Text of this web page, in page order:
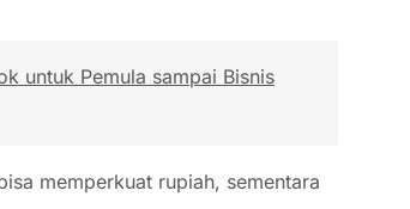
untuk Pemula sampai Bisnis
memperkuat rupiah, sementara